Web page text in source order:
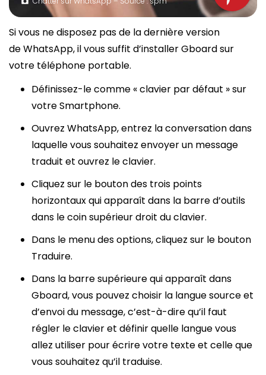
Si vous ne disposez pas de la dernière version
de WhatsApp, il vous suffit d’installer Gboard sur
votre téléphone portable.
Définissez-le comme « clavier par défaut » sur
votre Smartphone.
Ouvrez WhatsApp, entrez la conversation dans
laquelle vous souhaitez envoyer un message
traduit et ouvrez le clavier.
Cliquez sur le bouton des trois points
horizontaux qui apparaît dans la barre d’outils
dans le coin supérieur droit du clavier.
Dans le menu des options, cliquez sur le bouton
Traduire.
Dans la barre supérieure qui apparaît dans
Gboard, vous pouvez choisir la langue source et
d’envoi du message, c’est-à-dire qu’il faut
régler le clavier et définir quelle langue vous
allez utiliser pour écrire votre texte et celle que
vous souhaitez qu’il traduise.